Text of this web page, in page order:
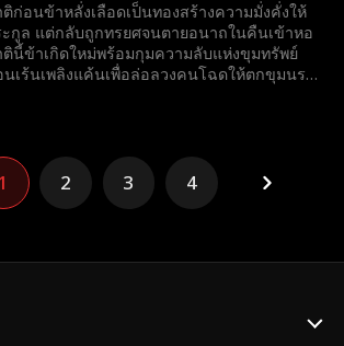
ก่อนข้าหลั่งเลือดเป็นทองสร้างความมั่งคั่งให้
ะกูล แต่กลับถูกทรยศจนตายอนาถในคืนเข้าหอ
ตินี้ข้าเกิดใหม่พร้อมกุมความลับแห่งขุมทรัพย์
เร้นเพลิงแค้นเพื่อล่อลวงคนโฉดให้ตกขุมนรก
สมทวีคูณ
1 2 3 4